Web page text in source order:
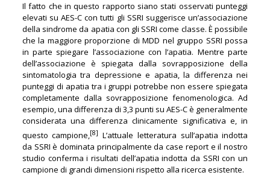
Il fatto che in questo rapporto siano stati osservati punteggi
elevati su AES-C con tutti gli SSRI suggerisce un’associazione
della sindrome da apatia con gli SSRI come classe. È possibile
che la maggiore proporzione di MDD nel gruppo SSRI possa
in parte spiegare l’associazione con l’apatia. Mentre parte
dell’associazione è spiegata dalla sovrapposizione della
sintomatologia tra depressione e apatia, la differenza nei
punteggi di apatia tra i gruppi potrebbe non essere spiegata
completamente dalla sovrapposizione fenomenologica. Ad
esempio, una differenza di 3,3 punti su AES-C è generalmente
considerata una differenza clinicamente significativa e, in
questo campione,[8] L’attuale letteratura sull’apatia indotta
da SSRI è dominata principalmente da case report e il nostro
studio conferma i risultati dell’apatia indotta da SSRI con un
campione di grandi dimensioni rispetto alla ricerca esistente.